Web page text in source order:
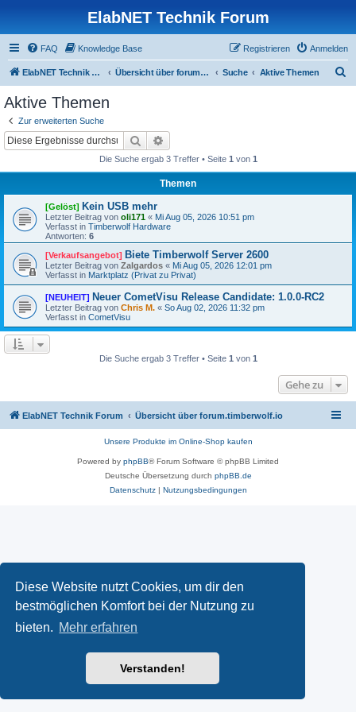
Diese Website nutzt Cookies, um dir den
bestmöglichen Komfort bei der Nutzung zu
bieten. Mehr erfahren
Verstanden!
ElabNET Technik Forum
FAQ Knowledge Base Anmelden
Registrieren
ElabNET Technik Forum Übersicht über forum.timberwolf.io Suche Aktive Themen
Aktive Themen
Zur erweiterten Suche
Suche
Die Suche ergab 3 Treffer • Seite 1 von 1
Themen
[Gelöst] Kein USB mehr
Letzter Beitrag von oli171 « Mi Aug 05, 2026 10:51 pm
Verfasst in Timberwolf Hardware
Antworten: 6
[Verkaufsangebot] Biete Timberwolf Server 2600
Letzter Beitrag von Zalgardos « Mi Aug 05, 2026 12:01 pm
Verfasst in Marktplatz (Privat zu Privat)
[NEUHEIT] Neuer CometVisu Release Candidate: 1.0.0-RC2
Letzter Beitrag von Chris M. « So Aug 02, 2026 11:32 pm
Verfasst in CometVisu
Die Suche ergab 3 Treffer • Seite 1 von 1
Gehe zu
ElabNET Technik Forum Übersicht über forum.timberwolf.io
Unsere Produkte im Online-Shop kaufen
Powered by phpBB® Forum Software © phpBB Limited
Deutsche Übersetzung durch phpBB.de
Datenschutz| Nutzungsbedingungen